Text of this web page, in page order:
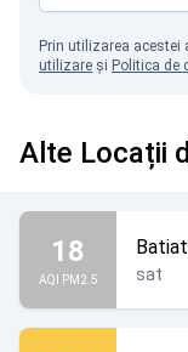
Prin utilizarea acestei
utilizare și Politica de
Alte Locații
18
AQI PM2.5 sat